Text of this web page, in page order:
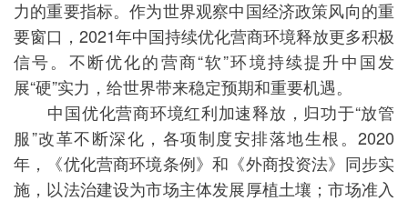
力的重要指标。作为世界观察中国经济政策风向的重
要窗口，2021年中国持续优化营商环境释放更多积极
信号。不断优化的营商“软”环境持续提升中国发
展“硬”实力，给世界带来稳定预期和重要机遇。
中国优化营商环境红利加速释放，归功于“放管
服”改革不断深化，各项制度安排落地生根。2020
年，《优化营商环境条例》和《外商投资法》同步实
施，以法治建设为市场主体发展厚植土壤；市场准入